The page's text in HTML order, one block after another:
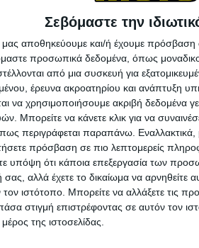
Σεβόμαστε την
μας αποθηκεύουμε και/ή έχουμε
προσωπικά δεδομένα, όπως
από μια συσκευή για
έρευνα ακροατηρίου και ανάπτυξη
να χρησιμοποιήσουμε ακριβή δεδομένα
Μπορείτε να κάνετε κλικ για να
περιγράφεται παραπάνω. Εναλλακτικά,
πρόσβαση σε πιο λεπτομερείς
υπόψη ότι κάποια επεξεργασία των
σας, αλλά έχετε το δικαίωμα να αρνηθείτε
ιστότοπο. Μπορείτε να αλλάξετε τις
στιγμή επιστρέφοντας σε αυτόν τον
της ιστοσελίδας.